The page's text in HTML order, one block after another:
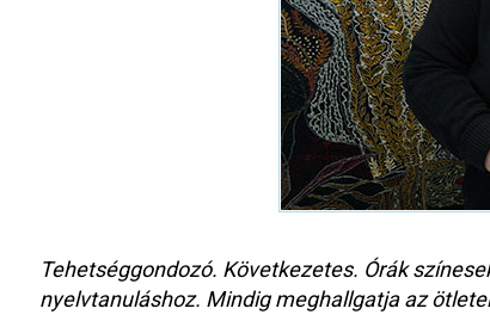
Tehetséggondozó. Következetes. Órák
nyelvtanuláshoz. Mindig meghallgatja az